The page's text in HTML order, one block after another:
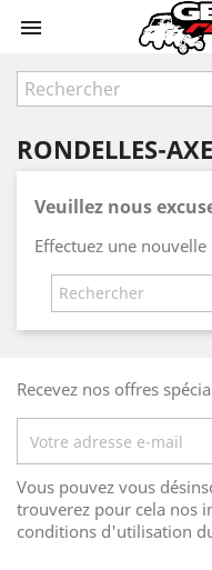

RONDELLES-
Veuillez nous
Effectuez une nouvelle
Recevez nos offres
Vous pouvez vous
trouverez pour cela nos
conditions d'utilisation